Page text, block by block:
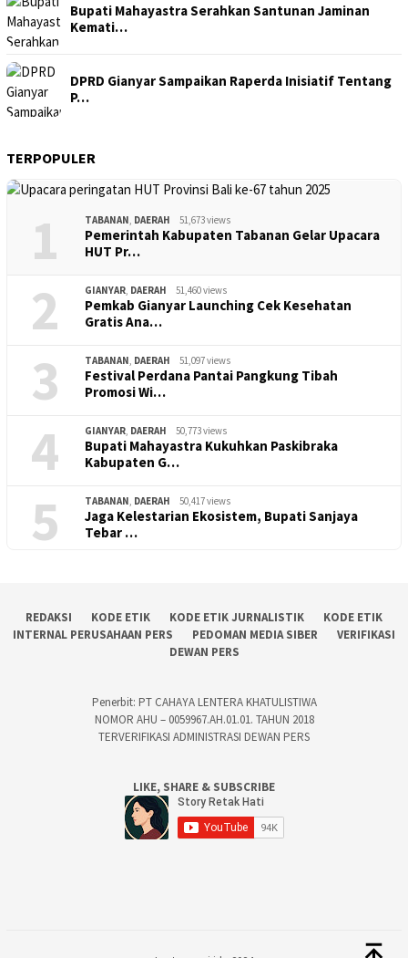
Bupati Mahayastra Serahkan Santunan Jaminan
Kemati…
DPRD Gianyar Sampaikan Raperda Inisiatif Tentang
P…
TERPOPULER
1 TABANAN DAERAH 51,673 views
Pemerintah Kabupaten Tabanan Gelar Upacara
HUT Pr…
2 GIANYAR DAERAH 51,460 views
Pemkab Gianyar Launching Cek Kesehatan
Gratis Ana…
3 TABANAN DAERAH 51,097 views
Festival Perdana Pantai Pangkung Tibah
Promosi Wi…
4 GIANYAR DAERAH 50,773 views
Bupati Mahayastra Kukuhkan Paskibraka
Kabupaten G…
5 TABANAN DAERAH 50,417 views
Jaga Kelestarian Ekosistem, Bupati Sanjaya
Tebar …
REDAKSI KODE ETIK KODE ETIK JURNALISTIK
KODE ETIK
INTERNAL PERUSAHAAN PERS
PEDOMAN MEDIA SIBER
VERIFIKASI
DEWAN PERS
Penerbit: PT CAHAYA LENTERA KHATULISTIWA
NOMOR AHU – 0059967.AH.01.01. TAHUN 2018
TERVERIFIKASI ADMINISTRASI DEWAN PERS
LIKE, SHARE & SUBSCRIBE